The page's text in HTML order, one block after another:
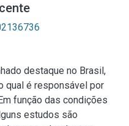
destaque no Brasil,
qual é responsável por
função das condições
estudos são